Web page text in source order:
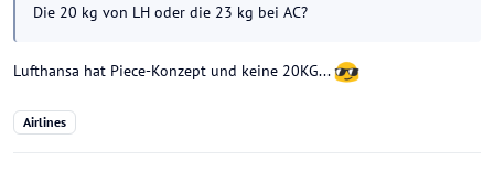
Die 20 kg von LH oder die 23 kg bei AC?
Lufthansa hat Piece-Konzept und keine 20KG...
Airlines